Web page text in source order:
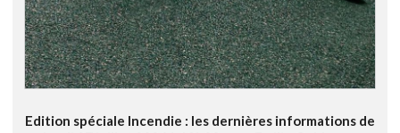
Edition spéciale Incendie : les dernières informations de